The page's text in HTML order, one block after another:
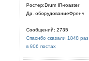
Ростер:Drum IR-roaster
Др. оборудованиеФренч
Сообщений: 2735
Спасибо сказали 1848 раз
в 906 постах